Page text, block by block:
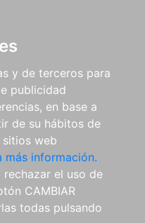
y de terceros para
publicidad
en base a
de su hábitos de
web
más información.
el uso de
CAMBIAR
todas pulsando